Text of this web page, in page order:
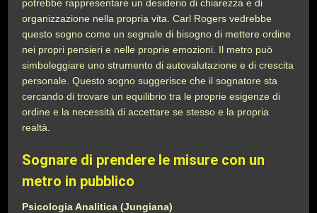
potrebbe rappresentare un desiderio di chiarezza e di
organizzazione nella propria vita. Carl Rogers vedrebbe
questo sogno come un segnale di bisogno di mettere ordine
nei propri pensieri e nelle proprie emozioni. Il metro può
simboleggiare uno strumento di autovalutazione e di crescita
personale. Questo sogno suggerisce che il sognatore sta
cercando di trovare un equilibrio tra le proprie esigenze di
ordine e la necessità di accettare se stesso e la propria
realtà.
Sognare di prendere le misure con un
metro in pubblico
Psicologia Analitica (Jungiana)